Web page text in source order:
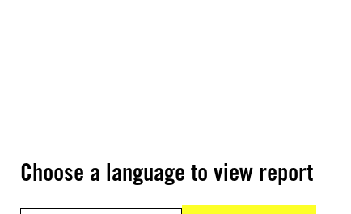
Choose a language to view report